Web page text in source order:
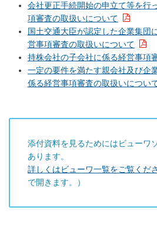
会社更正手続開始の申立て等を行
項審査の取扱いについて
国土交通大臣が認定した企業集団
営事項審査の取扱いについて
持株会社の子会社に係る経営事項
一定の要件を満たす親会社及び企
係る経営事項審査の取扱いについ
添付資料を見るためにはビューワ
あります。
詳しくはビューワ一覧をご覧くださ
で開きます。）